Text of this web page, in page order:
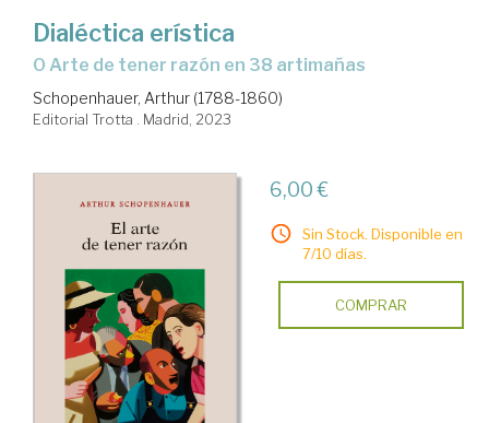
Dialéctica erística
o Arte de tener razón en 38 artimañas
Schopenhauer, Arthur (1788-1860)
Editorial Trotta . Madrid, 2023
6,00 €
Sin Stock. Disponible en
7/10 días.
COMPRAR